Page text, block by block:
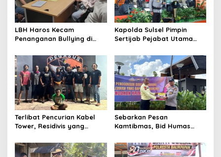
o
s
LBH Haros Kecam
Penanganan Bullying di
Justru Dipaksa Pindah
Kapolda Sulsel Pimpin
Sertijab Pejabat Utama
Serta Lantik Karolog dan
Kapolresta Gowa
Terlibat Pencurian Kabel
Tower, Residivis yang
Ditangkap Tim Gabungan di
Jeneponto
Sebarkan Pesan
Kamtibmas, Bid Humas
Pemasangan Spanduk
serta Pembagian Stiker